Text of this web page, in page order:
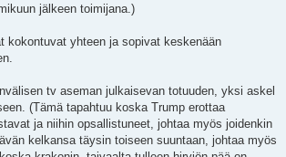
jälkeen toimijana.)
kokontuvat yhteen ja sopivat keskenään
tv aseman julkaisevan totuuden, yksi askel
(Tämä tapahtuu koska Trump erottaa
ja niihin opsallistuneet, johtaa myös joidenkin
kelkansa täysin toiseen suuntaan, johtaa myös